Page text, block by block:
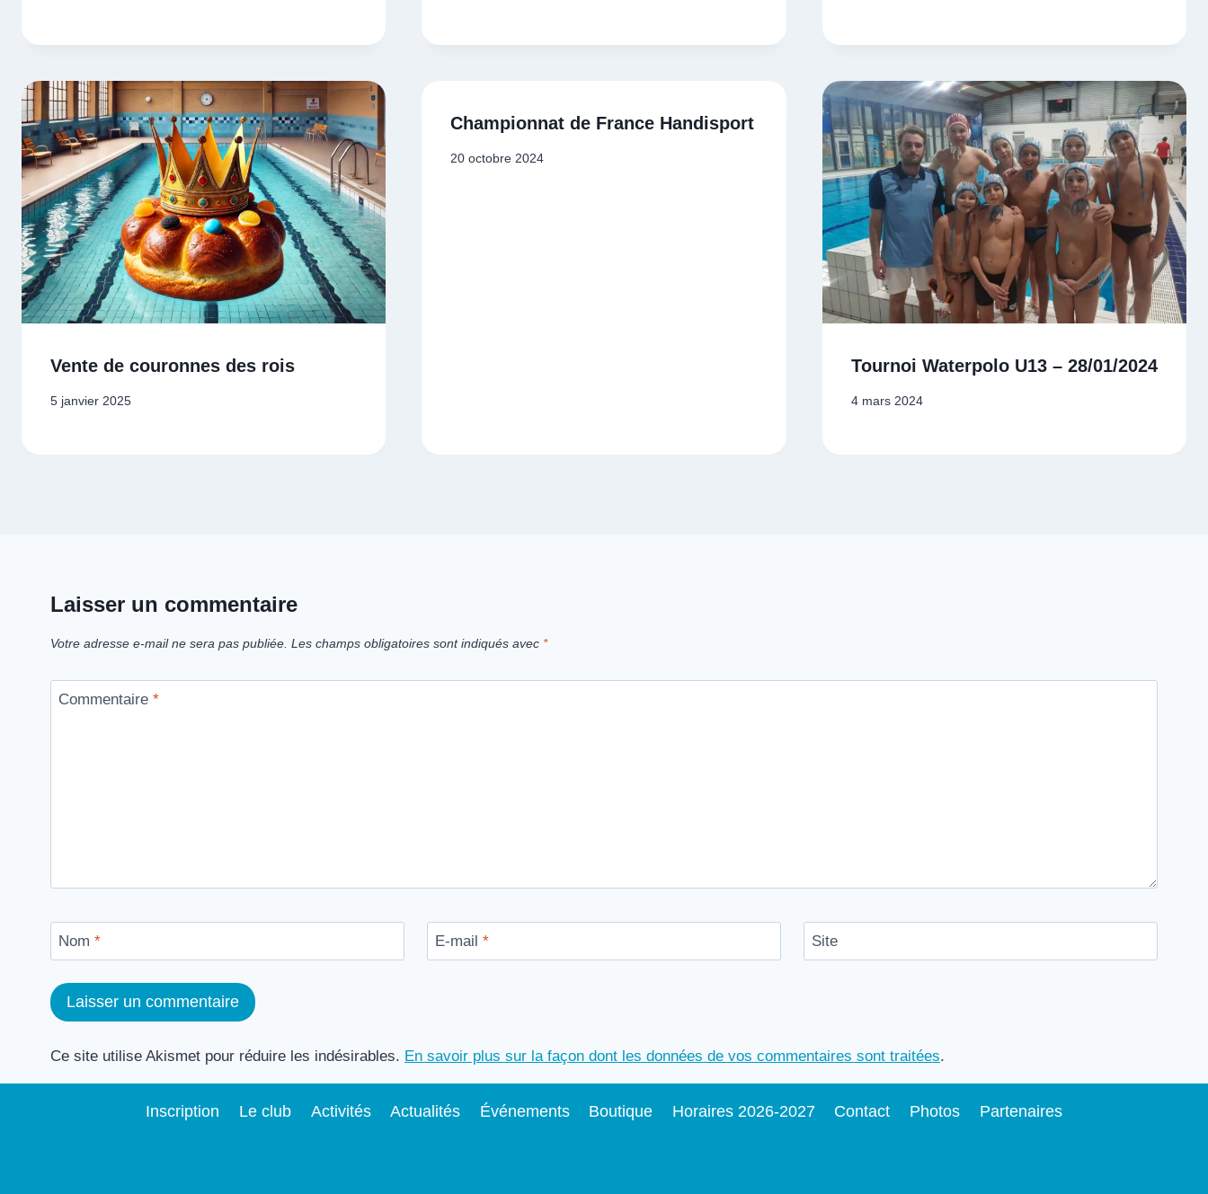
Vente de couronnes des rois
5 janvier 2025
Championnat de France Handisport
20 octobre 2024
Tournoi Waterpolo U13 – 28/01/2024
4 mars 2024
Laisser un commentaire
Votre adresse e-mail ne sera pas publiée. Les champs obligatoires sont indiqués avec *
Commentaire *
Nom * E-mail * Site
Ce site utilise Akismet pour réduire les indésirables. En savoir plus sur la façon dont les données de vos commentaires sont traitées.
Inscription Le club Activités Actualités Événements Boutique Horaires 2026-2027 Contact Photos Partenaires